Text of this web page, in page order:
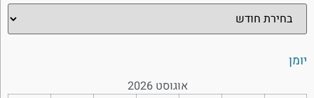
יומן
אוגוסט 2026